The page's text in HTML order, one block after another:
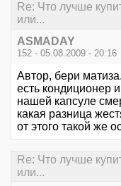
Re: Что лучше
или...
ASMADAY
152 - 05.08.2009 - 20:16
Автор, бери
есть кондиционер
нашей капсуле
какая разница
от этого такой же
Re: Что лучше
или...